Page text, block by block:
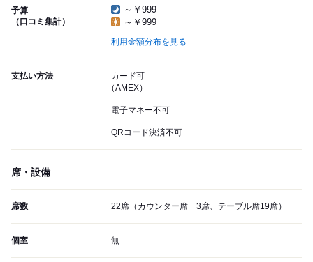
予算
（口コミ集計）
～￥999
～￥999
利用金額分布を見る
支払い方法
カード可
（AMEX）
電子マネー不可
QRコード決済不可
席・設備
席数 22席（カウンター席 3席、テーブル席19席）
個室 無